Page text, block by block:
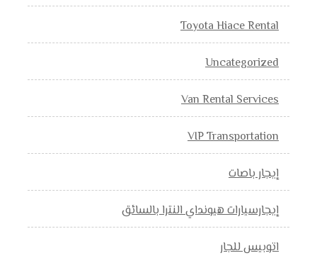
Toyota Hiace Rental
Uncategorized
Van Rental Services
VIP Transportation
إيجار باصات
إيجارسيارات هيونداي النترا بالسائق
اتوبيس للجار